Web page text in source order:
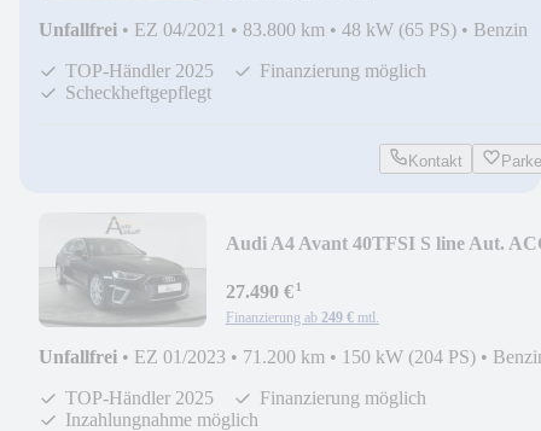
Unfallfrei • EZ 04/2021 • 83.800 km • 48 kW (65 PS) • Benzin
TOP-Händler 2025
Finanzierung möglich
Scheckheftgepflegt
Kontakt
Audi A4 Avant 40TFSI S line Aut.
27.490 €¹
Finanzierung ab 249 € mtl.
Unfallfrei • EZ 01/2023 • 71.200 km • 150 kW (204 PS) •
TOP-Händler 2025
Finanzierung möglich
Inzahlungnahme möglich